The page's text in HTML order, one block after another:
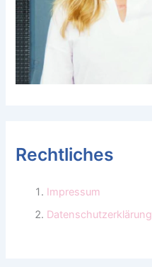
Rechtliches
Impressum
Datenschutzerklärung